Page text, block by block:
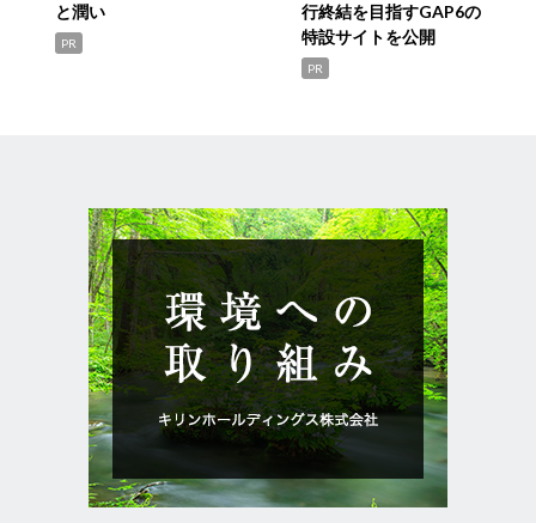
と潤い
PR
行終結を目指すGAP6の
特設サイトを公開
PR